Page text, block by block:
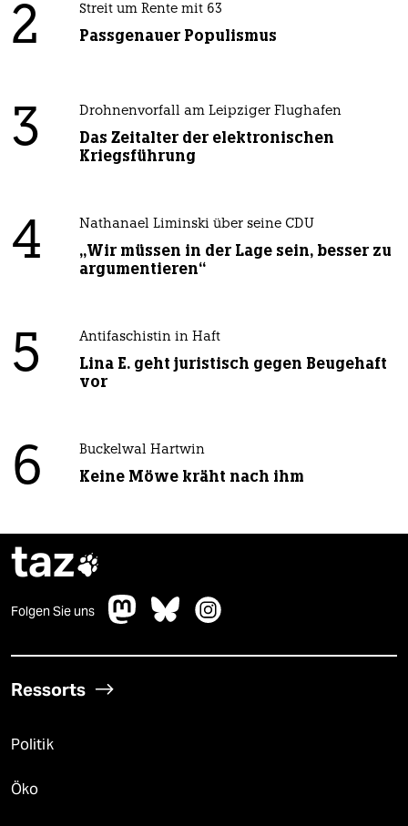
2 Streit um Rente mit 63
Passgenauer Populismus
3 Drohnenvorfall am Leipziger Flughafen
Das Zeitalter der elektronischen
Kriegsführung
4 Nathanael Liminski über seine CDU
„Wir müssen in der Lage sein, besser zu
argumentieren“
5 Antifaschistin in Haft
Lina E. geht juristisch gegen Beugehaft
vor
6 Buckelwal Hartwin
Keine Möwe kräht nach ihm
taz
Folgen Sie uns
Ressorts
Politik
Öko